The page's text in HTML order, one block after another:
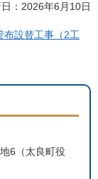
：2026年6月10日
設替工事（2工
6（太良町役